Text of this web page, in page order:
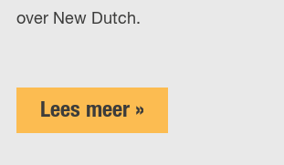
over New Dutch.
Lees meer »